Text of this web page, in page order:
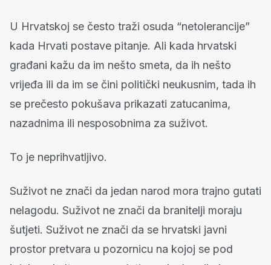
U Hrvatskoj se često traži osuda “netolerancije”
kada Hrvati postave pitanje. Ali kada hrvatski
građani kažu da im nešto smeta, da ih nešto
vrijeđa ili da im se čini politički neukusnim, tada ih
se prečesto pokušava prikazati zatucanima,
nazadnima ili nesposobnima za suživot.
To je neprihvatljivo.
Suživot ne znači da jedan narod mora trajno gutati
nelagodu. Suživot ne znači da branitelji moraju
šutjeti. Suživot ne znači da se hrvatski javni
prostor pretvara u pozornicu na kojoj se pod